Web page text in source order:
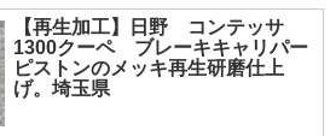
【再生加工】日野 コンテッサ
1300クーペ ブレーキキャリパー
ピストンのメッキ再生研磨仕上
げ。埼玉県